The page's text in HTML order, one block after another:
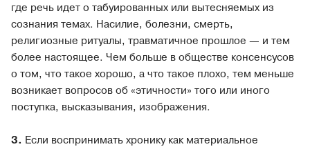
где речь идет о табуированных или вытесняемых из
сознания темах. Насилие, болезни, смерть,
религиозные ритуалы, травматичное прошлое — и тем
более настоящее. Чем больше в обществе консенсусов
о том, что такое хорошо, а что такое плохо, тем меньше
возникает вопросов об «этичности» того или иного
поступка, высказывания, изображения.
3. Если воспринимать хронику как материальное